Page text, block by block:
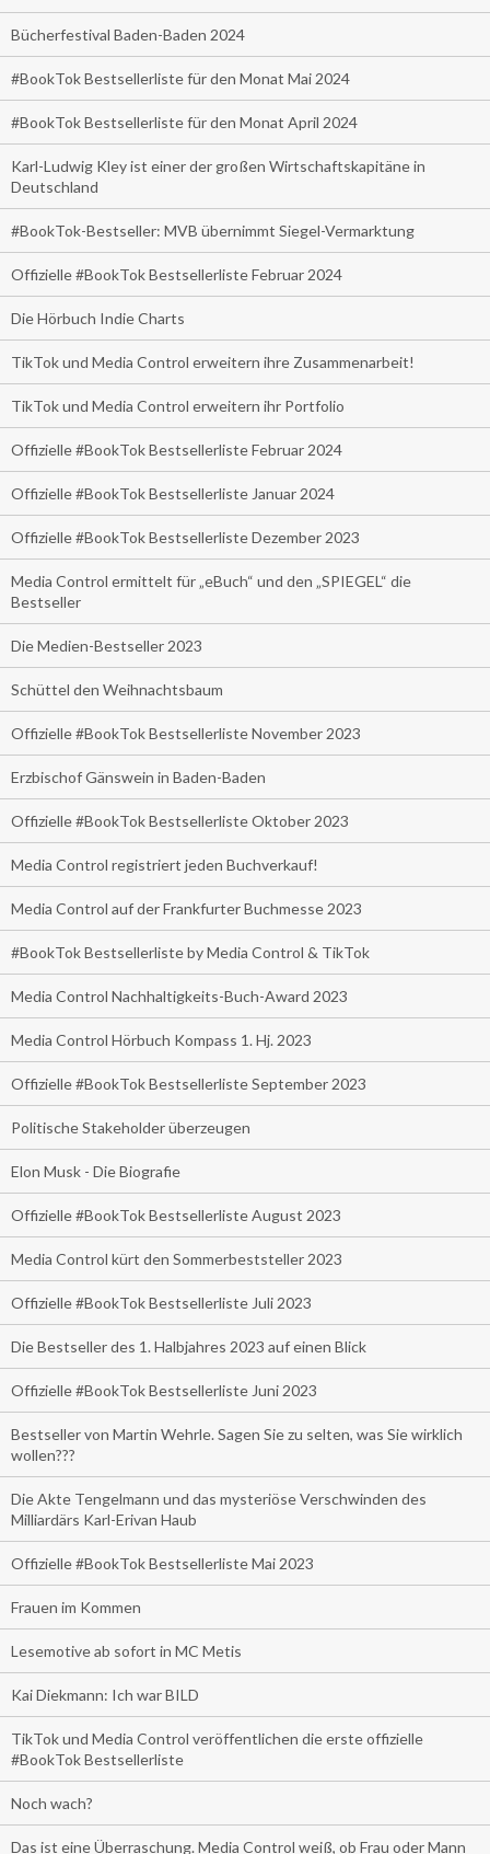
Bücherfestival Baden-Baden 2024
#BookTok Bestsellerliste für den Monat Mai 2024
#BookTok Bestsellerliste für den Monat April 2024
Karl-Ludwig Kley ist einer der großen Wirtschaftskapitäne in
Deutschland
#BookTok-Bestseller: MVB übernimmt Siegel-Vermarktung
Offizielle #BookTok Bestsellerliste Februar 2024
Die Hörbuch Indie Charts
TikTok und Media Control erweitern ihre Zusammenarbeit!
TikTok und Media Control erweitern ihr Portfolio
Offizielle #BookTok Bestsellerliste Februar 2024
Offizielle #BookTok Bestsellerliste Januar 2024
Offizielle #BookTok Bestsellerliste Dezember 2023
Media Control ermittelt für „eBuch“ und den „SPIEGEL“ die
Bestseller
Die Medien-Bestseller 2023
Schüttel den Weihnachtsbaum
Offizielle #BookTok Bestsellerliste November 2023
Erzbischof Gänswein in Baden-Baden
Offizielle #BookTok Bestsellerliste Oktober 2023
Media Control registriert jeden Buchverkauf!
Media Control auf der Frankfurter Buchmesse 2023
#BookTok Bestsellerliste by Media Control & TikTok
Media Control Nachhaltigkeits-Buch-Award 2023
Media Control Hörbuch Kompass 1. Hj. 2023
Offizielle #BookTok Bestsellerliste September 2023
Politische Stakeholder überzeugen
Elon Musk - Die Biografie
Offizielle #BookTok Bestsellerliste August 2023
Media Control kürt den Sommerbeststeller 2023
Offizielle #BookTok Bestsellerliste Juli 2023
Die Bestseller des 1. Halbjahres 2023 auf einen Blick
Offizielle #BookTok Bestsellerliste Juni 2023
Bestseller von Martin Wehrle. Sagen Sie zu selten, was Sie wirklich
wollen???
Die Akte Tengelmann und das mysteriöse Verschwinden des
Milliardärs Karl-Erivan Haub
Offizielle #BookTok Bestsellerliste Mai 2023
Frauen im Kommen
Lesemotive ab sofort in MC Metis
Kai Diekmann: Ich war BILD
TikTok und Media Control veröffentlichen die erste offizielle
#BookTok Bestsellerliste
Noch wach?
Das ist eine Überraschung. Media Control weiß, ob Frau oder Mann